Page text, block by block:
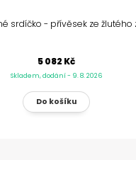
srdíčko - přívěsek ze žlutého
5 082 Kč
Skladem, dodání - 9. 8. 2026